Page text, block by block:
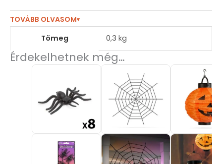
Mérete:
Tök
Anyaga: Papír
Narancs
~40 g
TOVÁBB OLVASOM▾
Tömeg 0,3 kg
Érdekelhetnek még…